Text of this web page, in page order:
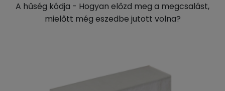
A hűség kódja - Hogyan előzd meg a megcsalást,
mielőtt még eszedbe jutott volna?